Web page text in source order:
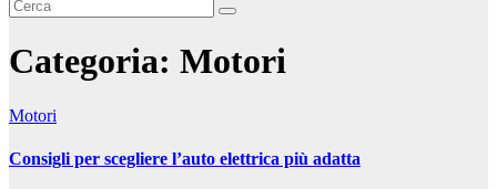
Categoria: Motori
Motori
Consigli per scegliere l’auto elettrica più adatta